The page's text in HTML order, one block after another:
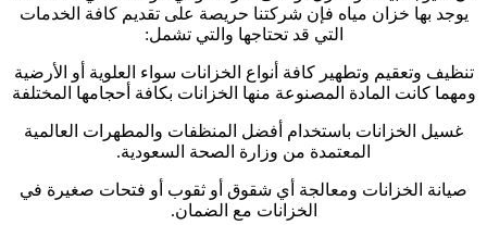
يوجد بها خزان مياه فإن شركتنا حريصة على تقديم كافة الخدمات
التي قد تحتاجها والتي تشمل:
تنظيف وتعقيم وتطهير كافة أنواع الخزانات سواء العلوية أو الأرضية
ومهما كانت المادة المصنوعة منها الخزانات بكافة أحجامها المختلفة
غسيل الخزانات باستخدام أفضل المنظفات والمطهرات العالمية
المعتمدة من وزارة الصحة السعودية.
صيانة الخزانات ومعالجة أي شقوق أو ثقوب أو فتحات صغيرة في
الخزانات مع الضمان.